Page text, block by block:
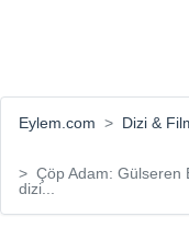
Eylem.com Dizi &
Çöp Adam: Gülseren
dizi...